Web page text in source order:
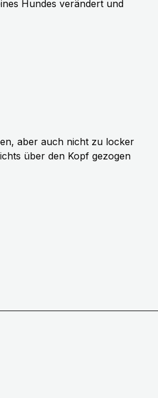
Hundes verändert und
aber auch nicht zu locker
über den Kopf gezogen